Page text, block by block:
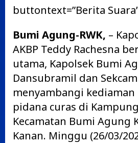
buttontext=”Berita
Bumi Agung-RWK, –
AKBP Teddy Rachesna
utama, Kapolsek Bumi
Dansubramil dan
menyambangi
pidana curas di
Kecamatan Bumi Agung
Kanan. Minggu (26/03/